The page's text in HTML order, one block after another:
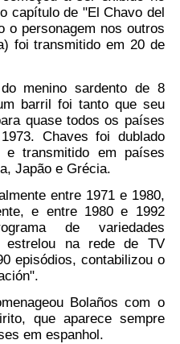
capítulo de "El Chavo del
o personagem nos outros
foi transmitido em 20 de
menino sardento de 8
barril foi tanto que seu
quase todos os países
Chaves foi dublado
transmitido em países
Japão e Grécia.
entre 1971 e 1980,
e entre 1980 e 1992
de variedades
estrelou na rede de TV
episódios, contabilizou o
Bolaños com o
que aparece sempre
em espanhol.